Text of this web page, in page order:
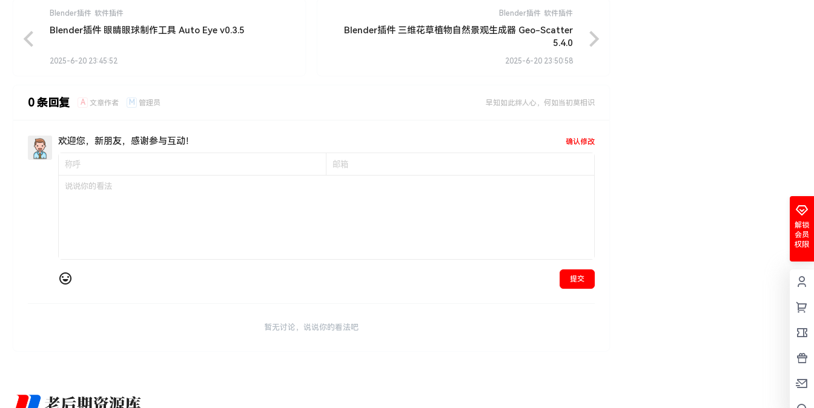
Blender插件 软件插件
Blender插件 眼睛眼球制作工具 Auto Eye v0.3.5
2025-6-20 23:45:52
Blender插件 软件插件
Blender插件 三维花草植物自然景观生成器 Geo-Scatter
5.4.0
2025-6-20 23:50:58
0 条回复 A 文章作者 M 管理员 早知如此绊人心，何如当初莫相识
欢迎您，新朋友，感谢参与互动！ 确认修改
提交
暂无讨论，说说你的看法吧
解锁
会员
权限